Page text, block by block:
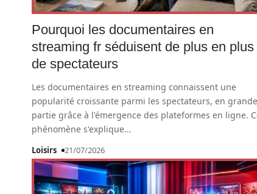
Pourquoi les documentaires en
streaming fr séduisent de plus en plus
de spectateurs
Les documentaires en streaming connaissent une
popularité croissante parmi les spectateurs, en grande
partie grâce à l'émergence des plateformes en ligne.
phénomène s'explique…
Loisirs 21/07/2026